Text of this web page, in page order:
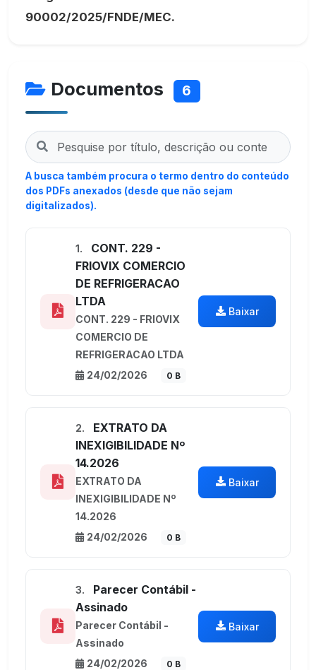
90002/2025/FNDE/MEC.
Documentos 6
A busca também procura o termo dentro do conteúdo
dos PDFs anexados (desde que não sejam
digitalizados).
1.
CONT. 229 -
FRIOVIX COMERCIO
DE REFRIGERACAO
LTDA
CONT. 229 - FRIOVIX
COMERCIO DE
REFRIGERACAO LTDA
24/02/2026
0 B
Baixar
2.
EXTRATO DA
INEXIGIBILIDADE Nº
14.2026
EXTRATO DA
INEXIGIBILIDADE Nº
14.2026
24/02/2026
0 B
Baixar
3.
Parecer Contábil -
Assinado
Parecer Contábil -
Assinado
24/02/2026
0 B
Baixar